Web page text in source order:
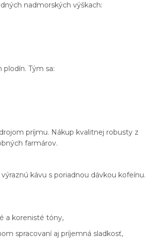
nadmorských výškach:
plodín. Tým sa:
príjmu. Nákup kvalitnej robusty z
farmárov.
kávu s poriadnou dávkou kofeínu.
a korenisté tóny,
spracovaní aj príjemná sladkosť,